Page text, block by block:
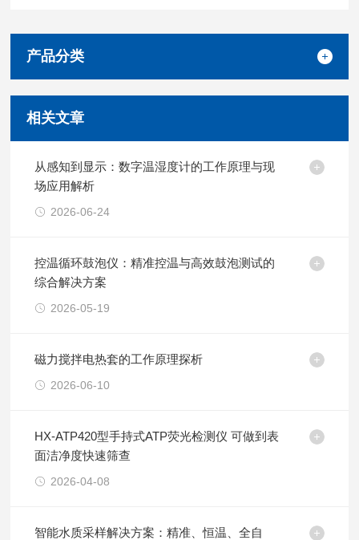
产品分类
相关文章
从感知到显示：数字温湿度计的工作原理与现
场应用解析
2026-06-24
控温循环鼓泡仪：精准控温与高效鼓泡测试的
综合解决方案
2026-05-19
磁力搅拌电热套的工作原理探析
2026-06-10
HX-ATP420型手持式ATP荧光检测仪 可做到表
面洁净度快速筛查
2026-04-08
智能水质采样解决方案：精准、恒温、全自